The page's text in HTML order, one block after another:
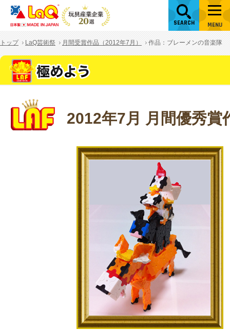
SEARCH MENU
トップ LaQ芸術祭 月間受賞作品（2012年7月） 作品：ブレーメンの音楽隊
2012年7月 月間優秀賞